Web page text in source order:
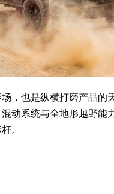
，也是纵横打磨产品
动系统与全地形越野能
。